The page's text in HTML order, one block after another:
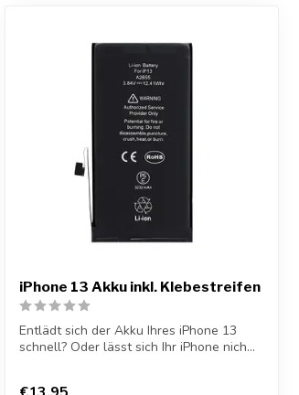
iPhone 13 Akku inkl. Klebestreifen
Entlädt sich der Akku Ihres iPhone 13
schnell? Oder lässt sich Ihr iPhone nich...